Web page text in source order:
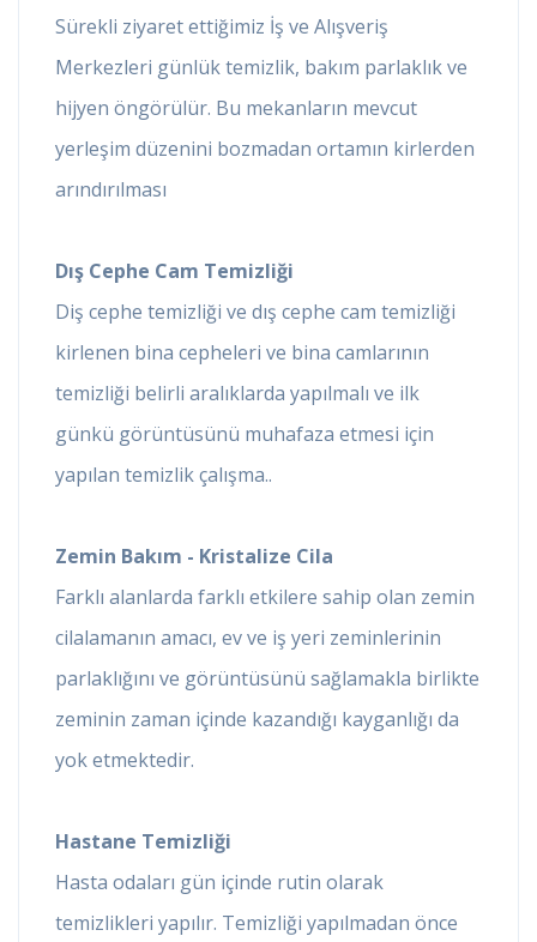
Sürekli ziyaret ettiğimiz İş ve Alışveriş
Merkezleri günlük temizlik, bakım parlaklık ve
hijyen öngörülür. Bu mekanların mevcut
yerleşim düzenini bozmadan ortamın kirlerden
arındırılması
Dış Cephe Cam Temizliği
Diş cephe temizliği ve dış cephe cam temizliği
kirlenen bina cepheleri ve bina camlarının
temizliği belirli aralıklarda yapılmalı ve ilk
günkü görüntüsünü muhafaza etmesi için
yapılan temizlik çalışma..
Zemin Bakım - Kristalize Cila
Farklı alanlarda farklı etkilere sahip olan zemin
cilalamanın amacı, ev ve iş yeri zeminlerinin
parlaklığını ve görüntüsünü sağlamakla birlikte
zeminin zaman içinde kazandığı kayganlığı da
yok etmektedir.
Hastane Temizliği
Hasta odaları gün içinde rutin olarak
temizlikleri yapılır. Temizliği yapılmadan önce